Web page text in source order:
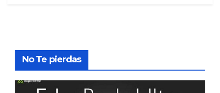
No Te pierdas